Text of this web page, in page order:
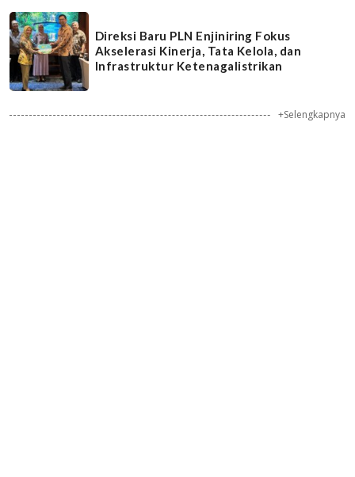
Direksi Baru PLN Enjiniring Fokus
Akselerasi Kinerja, Tata Kelola, dan
Infrastruktur Ketenagalistrikan
+Selengkapnya